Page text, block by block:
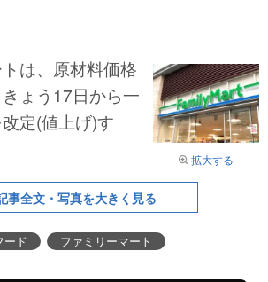
拡大する
は、原材料価格
ょう17日から一
定(値上げ)す
事全文・写真を大きく見る
ード ファミリーマート